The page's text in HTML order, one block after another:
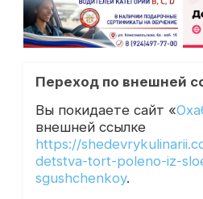
Переход по внешней
Вы покидаете сайт «
внешней ссылке
https://
detstva-tort-poleno-iz-
sgushchenkoy.